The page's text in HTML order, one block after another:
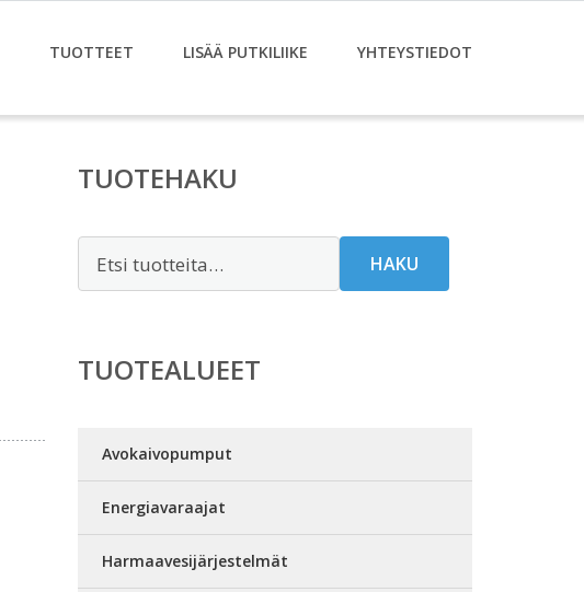
TUOTTEET LISÄÄ PUTKILIIKE YHTEYSTIEDOT
TUOTEHAKU
HAKU
TUOTEALUEET
Avokaivopumput
Energiavaraajat
Harmaavesijärjestelmät